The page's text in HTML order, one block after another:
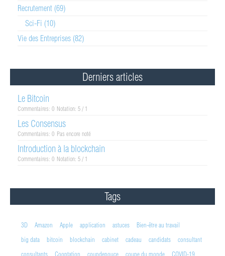
Recrutement (69)
Sci-Fi (10)
Vie des Entreprises (82)
Derniers articles
Le Bitcoin
Commentaires: 0 Notation: 5 / 1
Les Consensus
Commentaires: 0 Pas encore noté
Introduction à la blockchain
Commentaires: 0 Notation: 5 / 1
Tags
3D Amazon Apple application astuces
Bien-être au travail
big data
bitcoin blockchain cabinet cadeau candidats
consultant
consultants
Cooptation coupdepouce coupe du monde COVID-19